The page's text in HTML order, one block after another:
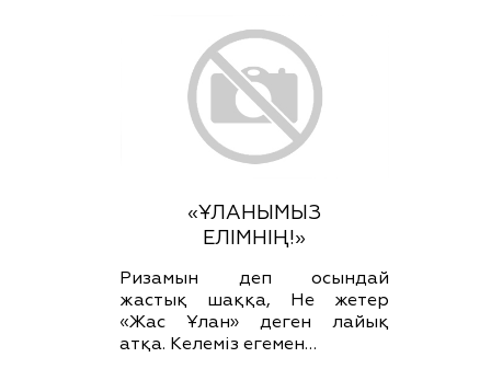
«ҰЛАНЫМЫЗ
ЕЛІМНІҢ!»
Ризамын деп осындай
жастық шаққа, Не жетер
«Жас Ұлан» деген лайық
атқа. Келеміз егемен…